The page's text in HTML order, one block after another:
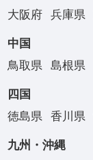
大阪府
兵庫県
中国
鳥取県
島根県
四国
徳島県
香川県
九州・沖縄